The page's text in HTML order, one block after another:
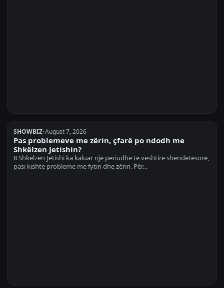
SHOWBIZ•August 7, 2026
Pas problemeve me zërin, çfarë po ndodh me
Shkëlzen Jetishin?
8 Shkëlzen Jetishi ka kaluar një periudhë të vështirë shëndetësore,
pasi kishte probleme me fytin dhe zërin. Për…